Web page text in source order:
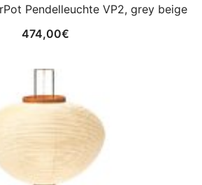
Pendelleuchte VP2, grey beige
474,00€